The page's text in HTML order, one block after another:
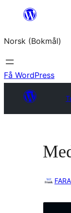
Hopp
innhold
Norsk (Bokmål)
Få WordPress